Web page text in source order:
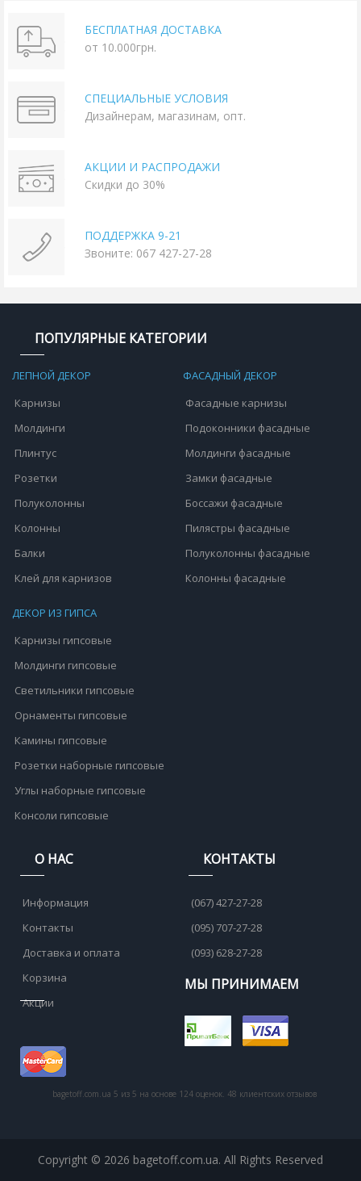
БЕСПЛАТНАЯ ДОСТАВКА
от 10.000грн.
СПЕЦИАЛЬНЫЕ УСЛОВИЯ
Дизайнерам, магазинам, опт.
АКЦИИ И РАСПРОДАЖИ
Скидки до 30%
ПОДДЕРЖКА 9-21
Звоните: 067 427-27-28
ПОПУЛЯРНЫЕ КАТЕГОРИИ
ЛЕПНОЙ ДЕКОР
Карнизы
Молдинги
Плинтус
Розетки
Полуколонны
Колонны
Балки
Клей для карнизов
ФАСАДНЫЙ ДЕКОР
Фасадные карнизы
Подоконники фасадные
Молдинги фасадные
Замки фасадные
Боссажи фасадные
Пилястры фасадные
Полуколонны фасадные
Колонны фасадные
ДЕКОР ИЗ ГИПСА
Карнизы гипсовые
Молдинги гипсовые
Светильники гипсовые
Орнаменты гипсовые
Камины гипсовые
Розетки наборные гипсовые
Углы наборные гипсовые
Консоли гипсовые
О НАС
Информация
Контакты
Доставка и оплата
Корзина
Акции
КОНТАКТЫ
(067) 427-27-28
(095) 707-27-28
(093) 628-27-28
МЫ ПРИНИМАЕМ
bagetoff.com.ua 5 из 5 на основе 124 оценок. 48 клиентских отзывов
Copyright © 2026 bagetoff.com.ua. All Rights Reserved